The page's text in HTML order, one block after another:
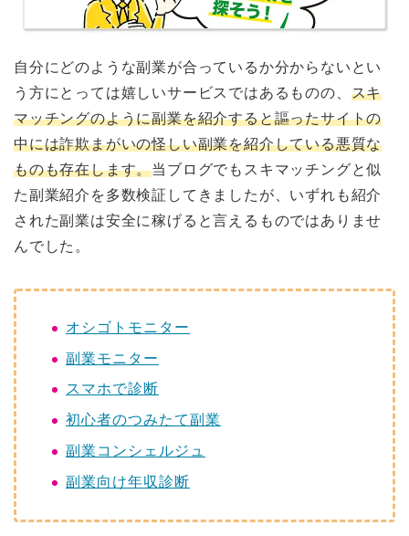
自分にどのような副業が合っているか分からないとい
う方にとっては嬉しいサービスではあるものの、 スキ
マッチングのように副業を紹介すると謳ったサイトの
中には詐欺まがいの怪しい副業を紹介している悪質な
ものも存在します。当ブログでもスキマッチングと似
た副業紹介を多数検証してきましたが、いずれも紹介
された副業は安全に稼げると言えるものではありませ
んでした。
オシゴトモニター
副業モニター
スマホで診断
初心者のつみたて副業
副業コンシェルジュ
副業向け年収診断